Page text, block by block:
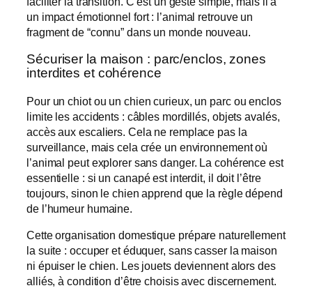
un impact émotionnel fort : l’animal retrouve un
fragment de “connu” dans un monde nouveau.
Sécuriser la maison : parc/enclos, zones
interdites et cohérence
Pour un chiot ou un chien curieux, un parc ou enclos
limite les accidents : câbles mordillés, objets avalés,
accès aux escaliers. Cela ne remplace pas la
surveillance, mais cela crée un environnement où
l’animal peut explorer sans danger. La cohérence est
essentielle : si un canapé est interdit, il doit l’être
toujours, sinon le chien apprend que la règle dépend
de l’humeur humaine.
Cette organisation domestique prépare naturellement
la suite : occuper et éduquer, sans casser la maison
ni épuiser le chien. Les jouets deviennent alors des
alliés, à condition d’être choisis avec discernement.